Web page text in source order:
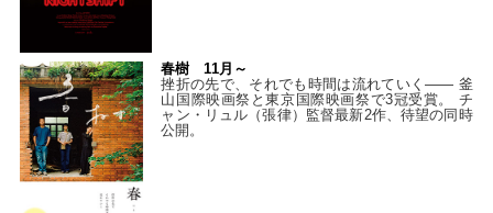
春樹 11月～
挫折の先で、それでも時間は流れていく—— 釜
山国際映画祭と東京国際映画祭で3冠受賞。 チ
ャン・リュル（張律）監督最新2作、待望の同時
公開。